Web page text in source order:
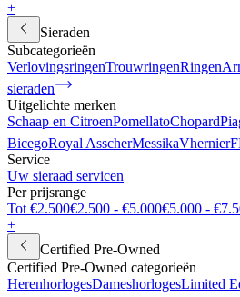
+
Sieraden
Subcategorieën
VerlovingsringenTrouwringenRingen
sieraden
Uitgelichte merken
Schaap en CitroenPomellatoChopard
BicegoRoyal AsscherMessikaVhernier
Service
Uw sieraad servicen
Per prijsrange
Tot €2.500€2.500 - €5.000€5.000 -
+
Certified Pre-Owned
Certified Pre-Owned categorieën
HerenhorlogesDameshorlogesLimited